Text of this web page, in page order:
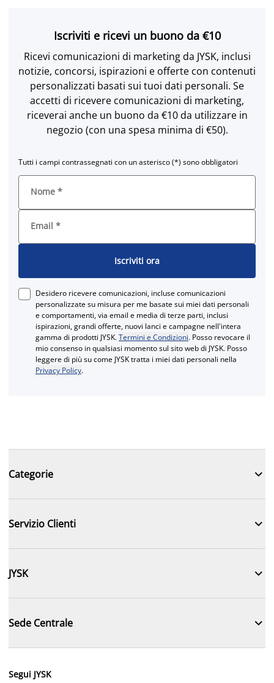
Iscriviti e ricevi un buono da €10
Ricevi comunicazioni di marketing da JYSK, inclusi
notizie, concorsi, ispirazioni e offerte con contenuti
personalizzati basati sui tuoi dati personali. Se
accetti di ricevere comunicazioni di marketing,
riceverai anche un buono da €10 da utilizzare in
negozio (con una spesa minima di €50).
Tutti i campi contrassegnati con un asterisco (*) sono obbligatori
Nome *
Email *
Iscriviti ora
Desidero ricevere comunicazioni, incluse comunicazioni
personalizzate su misura per me basate sui miei dati personali
e comportamenti, via email e media di terze parti, inclusi
ispirazioni, grandi offerte, nuovi lanci e campagne nell'intera
gamma di prodotti JYSK.Termini e Condizioni. Posso revocare il
mio consenso in qualsiasi momento sul sito web di JYSK. Posso
leggere di più su come JYSK tratta i miei dati personali nella
Privacy Policy.
Categorie 
Servizio Clienti 
JYSK 
Sede Centrale 
Segui JYSK